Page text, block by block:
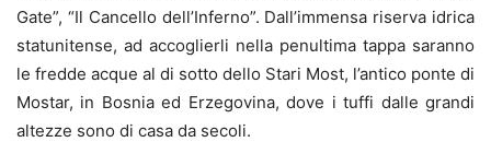
Gate”, “Il Cancello dell’Inferno”. Dall’immensa riserva idrica
statunitense, ad accoglierli nella penultima tappa saranno
le fredde acque al di sotto dello Stari Most, l’antico ponte di
Mostar, in Bosnia ed Erzegovina, dove i tuffi dalle grandi
altezze sono di casa da secoli.